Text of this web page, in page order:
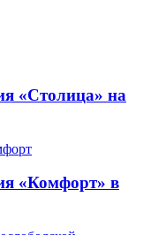
«Столица» на
«Комфорт» в